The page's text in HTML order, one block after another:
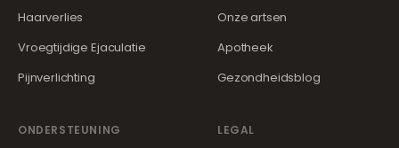
Haarverlies
Vroegtijdige Ejaculatie
Pijnverlichting
Onze artsen
Apotheek
Gezondheidsblog
ONDERSTEUNING LEGAL